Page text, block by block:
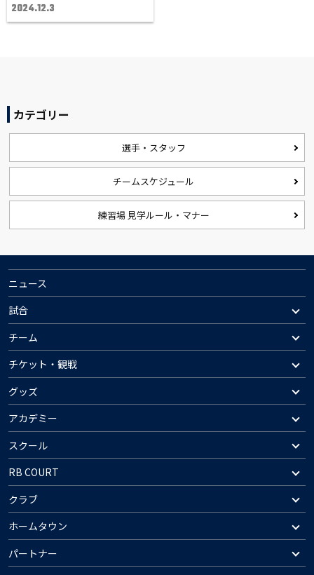
2024.12.3
カテゴリー
選手・スタッフ
チームスケジュール
練習場 見学ルール・マナー
ニュース
試合
チーム
チケット・観戦
グッズ
アカデミー
スクール
RB COURT
クラブ
ホームタウン
パートナー